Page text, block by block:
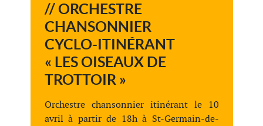
// ORCHESTRE
CHANSONNIER
CYCLO-ITINÉRANT
« LES OISEAUX DE
TROTTOIR »
Orchestre chansonnier itinérant le 10
avril à partir de 18h à St-Germain-de-